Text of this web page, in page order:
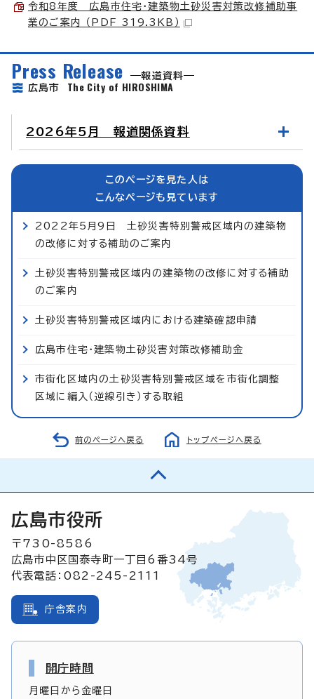
令和8年度 広島市住宅・建築物土砂災害対策改修補助事
業のご案内 （PDF 319.3KB）
Press Release
報道資料
広島市 The City of HIROSHIMA
2026年5月 報道関係資料
このページを見た人は
こんなページも見ています
2022年5月9日 土砂災害特別警戒区域内の建築物
の改修に対する補助のご案内
土砂災害特別警戒区域内の建築物の改修に対する補助
のご案内
土砂災害特別警戒区域内における建築確認申請
広島市住宅・建築物土砂災害対策改修補助金
市街化区域内の土砂災害特別警戒区域を市街化調整
区域に編入（逆線引き）する取組
前のページへ戻る トップページへ戻る
広島市役所
〒730-8586
広島市中区国泰寺町一丁目6番34号
代表電話：082-245-2111
庁舎案内
開庁時間
月曜日から金曜日